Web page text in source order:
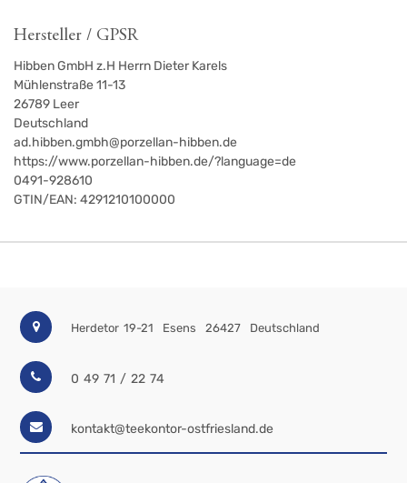
Hersteller / GPSR
Hibben GmbH z.H Herrn Dieter Karels
Mühlenstraße 11-13
26789 Leer
Deutschland
ad.hibben.gmbh@porzellan-hibben.de
https://www.porzellan-hibben.de/?language=de
0491-928610
GTIN/EAN: 4291210100000
Herdetor 19-21 Esens 26427 Deutschland
0 49 71 / 22 74
kontakt@teekontor-ostfriesland.de